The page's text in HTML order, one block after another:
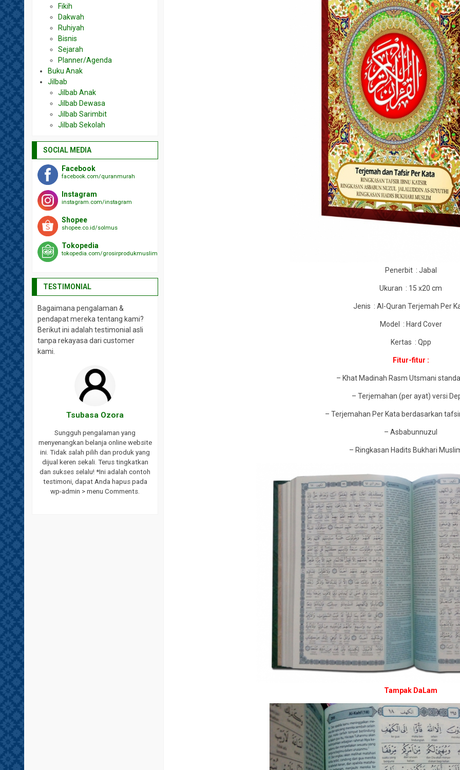
Penerbit : Jabal
Ukuran : 15 x20 cm
Jenis : Al-Quran Terjemah Per
Model : Hard Cover
Kertas : Qpp
Fitur-fitur :
– Khat Madinah Rasm Utsmani
– Terjemahan (per ayat) versi
– Terjemahan Per Kata berdasarkan
– Asbabunnuzul
– Ringkasan Hadits Bukhari
Tampak DaLam
Fikih
Dakwah
Ruhiyah
Bisnis
Sejarah
Planner/Agenda
Buku Anak
Jilbab
Jilbab Anak
Jilbab Dewasa
Jilbab Sarimbit
Jilbab Sekolah
SOCIAL MEDIA
Facebook
facebook.com/quranmurah
Instagram
instagram.com/instagram
Shopee
shopee.co.id/solmus
Tokopedia
tokopedia.com/grosirprodukmuslim
TESTIMONIAL
Bagaimana pengalaman &
pendapat mereka tentang kami?
Berikut ini adalah testimonial asli
tanpa rekayasa dari customer
kami.
Tsubasa Ozora
Sungguh pengalaman yang
menyenangkan belanja online website
ini. Tidak salah pilih dan produk yang
dijual keren sekali. Terus tingkatkan
dan sukses selalu! *Ini adalah contoh
testimoni, dapat Anda hapus pada
wp-admin > menu Comments.